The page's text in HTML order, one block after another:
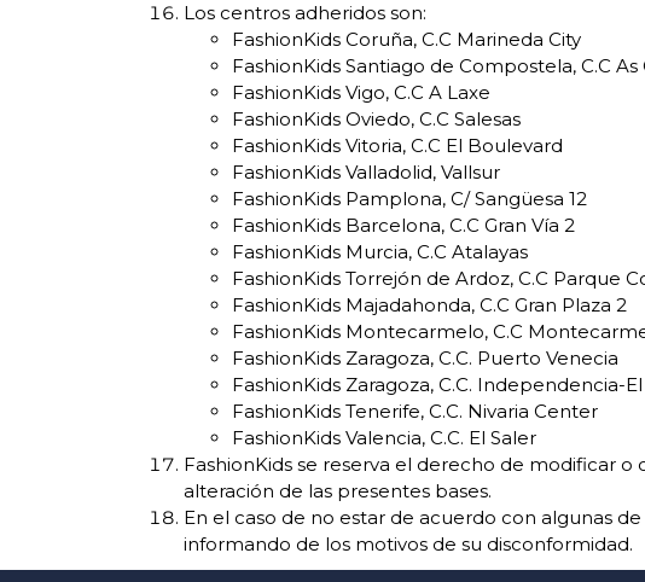
Los centros adheridos son:
FashionKids Coruña, C.C Marineda City
FashionKids Santiago de Compostela, C.C As
FashionKids Vigo, C.C A Laxe
FashionKids Oviedo, C.C Salesas
FashionKids Vitoria, C.C El Boulevard
FashionKids Valladolid, Vallsur
FashionKids Pamplona, C/ Sangüesa 12
FashionKids Barcelona, C.C Gran Vía 2
FashionKids Murcia, C.C Atalayas
FashionKids Torrejón de Ardoz, C.C Parque
FashionKids Majadahonda, C.C Gran Plaza 2
FashionKids Montecarmelo, C.C
FashionKids Zaragoza, C.C. Puerto Venecia
FashionKids Zaragoza, C.C. Independencia-
FashionKids Tenerife, C.C. Nivaria Center
FashionKids Valencia, C.C. El Saler
FashionKids se reserva el derecho de modificar
alteración de las presentes bases.
En el caso de no estar de acuerdo con algunas
informando de los motivos de su disconformidad.